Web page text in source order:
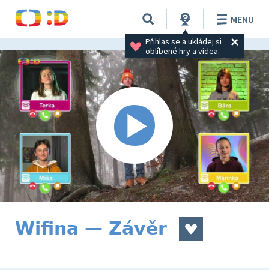
Přihlas se a ukládej si
oblíbené hry a videa.
MENU
Wifina — Závěr